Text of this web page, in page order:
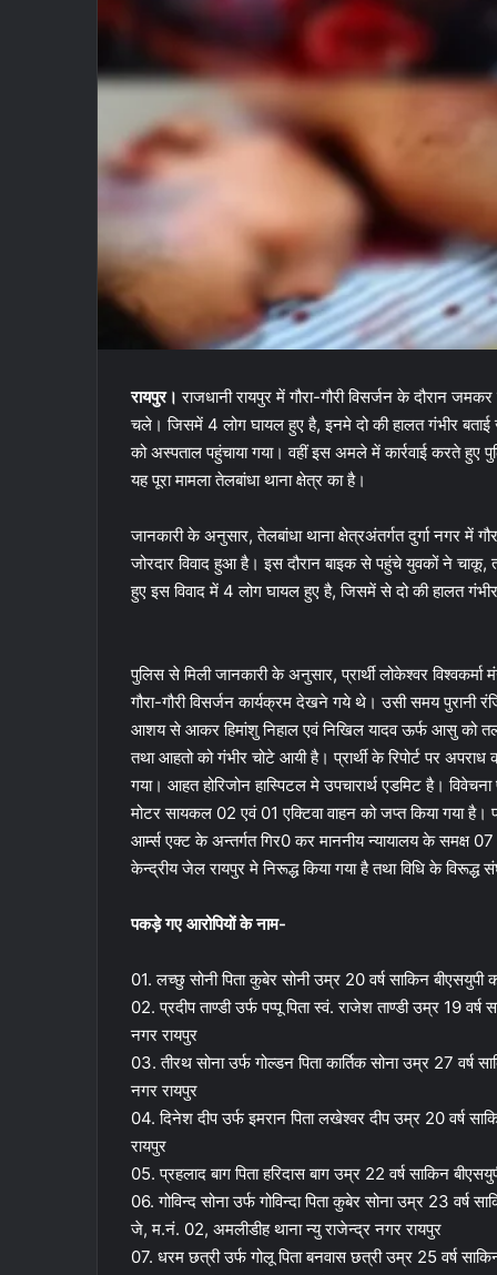
रायपुर। राजधानी रायपुर में गौरा-गौरी विसर्जन के दौरान
चले। जिसमें 4 लोग घायल हुए है, इनमे दो की हालत गंभीर
को अस्पताल पहुंचाया गया। वहीं इस अमले में कार्रवाई करते हुए
यह पूरा मामला तेलबांधा थाना क्षेत्र का है।
जानकारी के अनुसार, तेलबांधा थाना क्षेत्रअंतर्गत दुर्गा नगर में
जोरदार विवाद हुआ है। इस दौरान बाइक से पहुंचे युवकों ने
हुए इस विवाद में 4 लोग घायल हुए है, जिसमें से दो की हालत गंभीर
पुलिस से मिली जानकारी के अनुसार, प्रार्थी लोकेश्वर
गौरा-गौरी विसर्जन कार्यक्रम देखने गये थे। उसी समय पुरानी
आशय से आकर हिमांशु निहाल एवं निखिल यादव ऊर्फ आसु को
तथा आहतो को गंभीर चोटे आयी है। प्रार्थी के रिपोर्ट पर
गया। आहत होरिजोन हास्पिटल मे उपचारार्थ एडमिट है।
मोटर सायकल 02 एवं 01 एक्टिवा वाहन को जप्त किया गया
आर्म्स एक्ट के अन्तर्गत गिर0 कर माननीय न्यायालय के समक्ष
केन्द्रीय जेल रायपुर मे निरूद्ध किया गया है तथा विधि के विरूद्ध
पकड़े गए आरोपियों के नाम-
01. लच्छु सोनी पिता कुबेर सोनी उम्र 20 वर्ष साकिन
02. प्रदीप ताण्डी उर्फ पप्पू पिता स्वं. राजेश ताण्डी उम्र 19
नगर रायपुर
03. तीरथ सोना उर्फ गोल्डन पिता कार्तिक सोना उम्र 27 वर्ष
नगर रायपुर
04. दिनेश दीप उर्फ इमरान पिता लखेश्वर दीप उम्र 20 वर्ष
रायपुर
05. प्रहलाद बाग पिता हरिदास बाग उम्र 22 वर्ष साकिन
06. गोविन्द सोना उर्फ गोविन्दा पिता कुबेर सोना उम्र 23 वर्ष
जे, म.नं. 02, अमलीडीह थाना न्यु राजेन्द्र नगर रायपुर
07. धरम छत्री उर्फ गोलू पिता बनवास छत्री उम्र 25 वर्ष